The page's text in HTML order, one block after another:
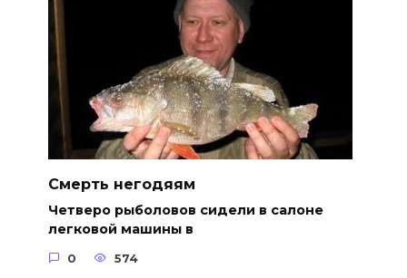
Смерть негодяям
Четверо рыболовов сидели в салоне
легковой машины в
0 574